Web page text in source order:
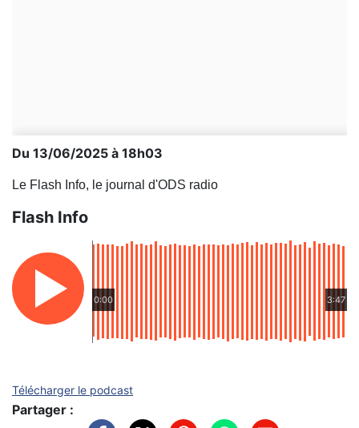
Du 13/06/2025 à 18h03
Le Flash Info, le journal d'ODS radio
Flash Info
0:00 3:47
Télécharger le podcast
Partager :